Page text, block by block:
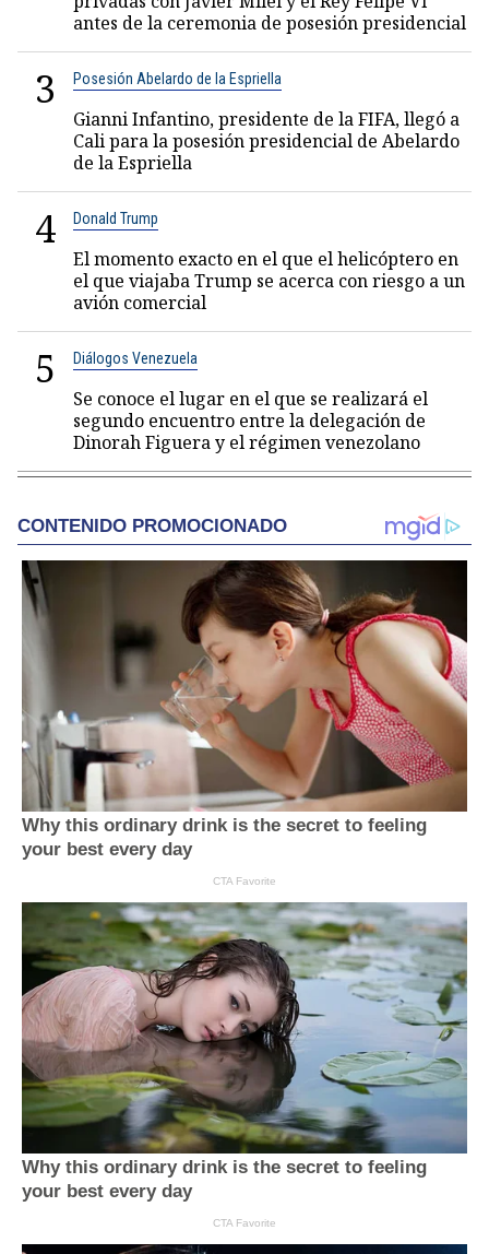
antes de la ceremonia de posesión presidencial
3 Posesión Abelardo de la Espriella
Gianni Infantino, presidente de la FIFA, llegó a
Cali para la posesión presidencial de Abelardo
de la Espriella
4 Donald Trump
El momento exacto en el que el helicóptero en
el que viajaba Trump se acerca con riesgo a un
avión comercial
5 Diálogos Venezuela
Se conoce el lugar en el que se realizará el
segundo encuentro entre la delegación de
Dinorah Figuera y el régimen venezolano